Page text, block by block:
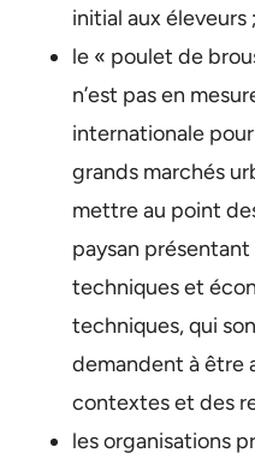
initial aux éleveurs ;
le « poulet de
n’est pas en
internationale
grands marchés
mettre au point
paysan
techniques et
techniques, qui
demandent à être
contextes et des
les organisations